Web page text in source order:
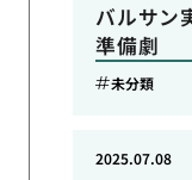
バルサン
準備劇
未分類
2025.07.08